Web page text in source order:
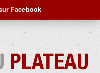
Facebook